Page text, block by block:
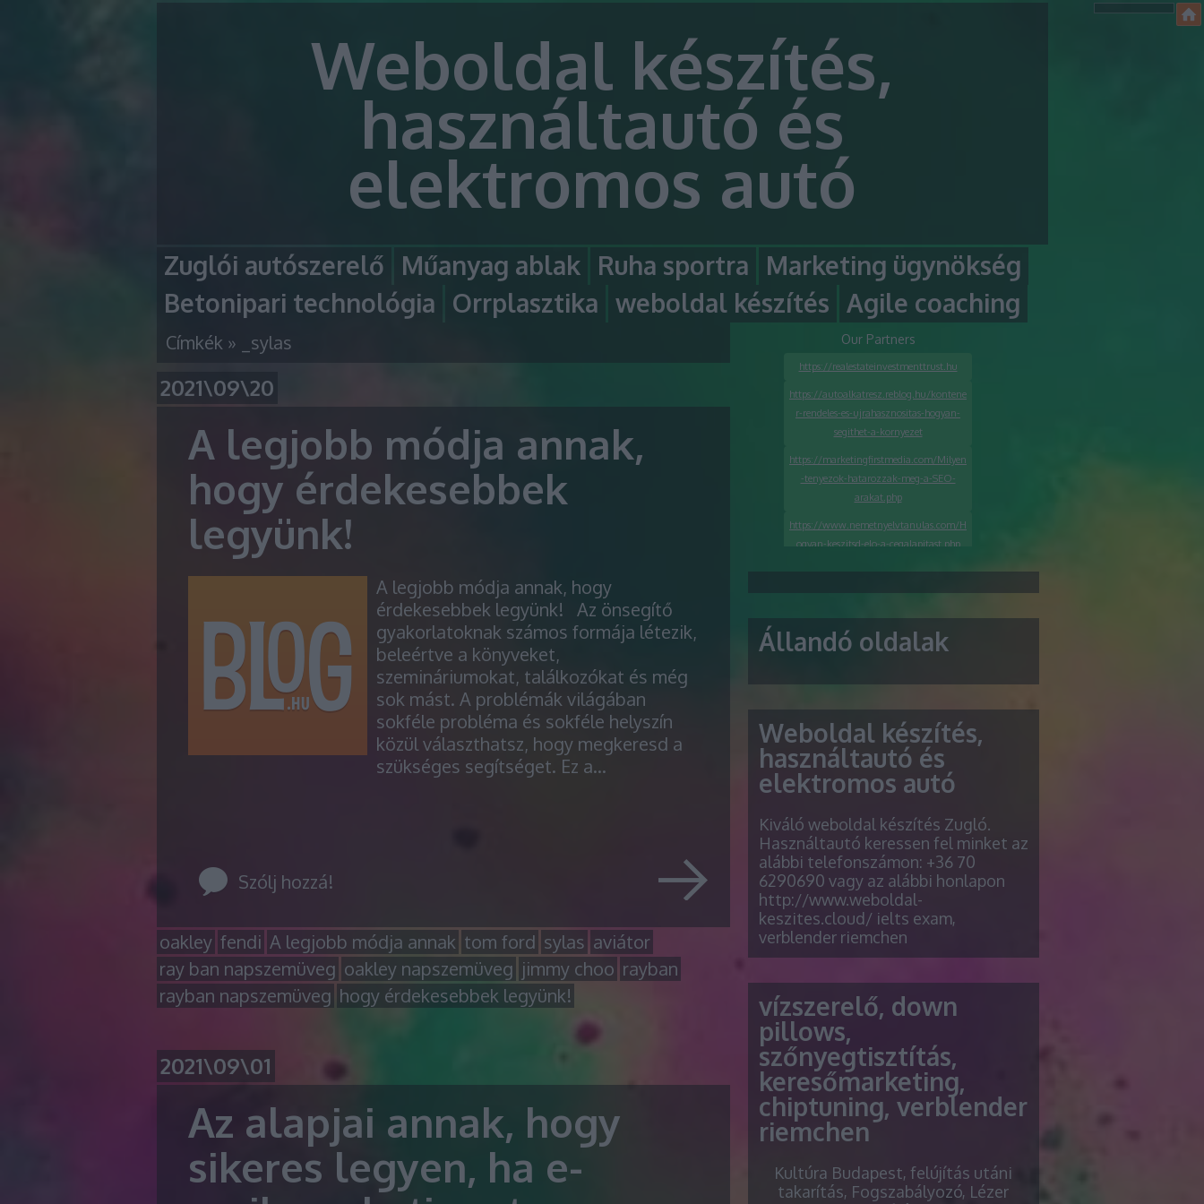
Weboldal készítés,
használtautó és
elektromos autó
Zuglói autószerelő Műanyag ablak Ruha sportra
Marketing ügynökség
Betonipari technológia Orrplasztika weboldal készítés Agile coaching
Címkék » _sylas
2021\09\20
A legjobb módja annak,
hogy érdekesebbek
legyünk!
A legjobb módja annak, hogy
érdekesebbek legyünk! Az önsegítő
gyakorlatoknak számos formája létezik,
beleértve a könyveket,
szemináriumokat, találkozókat és még
sok mást. A problémák világában
sokféle probléma és sokféle helyszín
közül választhatsz, hogy megkeresd a
szükséges segítséget. Ez a…
Szólj hozzá!
oakley fendi A legjobb módja annak tom ford sylas aviátor
ray ban napszemüveg oakley napszemüveg jimmy choo rayban
rayban napszemüveg hogy érdekesebbek legyünk!
2021\09\01
Az alapjai annak, hogy
sikeres legyen, ha e-
Our Partners
https://realestateinvestmenttrust.hu
https://autoalkatresz.reblog.hu/kontene
r-rendeles-es-ujrahasznositas-hogyan-
segithet-a-kornyezet
https://marketingfirstmedia.com/Milyen
-tenyezok-hatarozzak-meg-a-SEO-
arakat.php
https://www.nemetnyelvtanulas.com/H
ogyan-keszitsd-elo-a-cegalapitast.php
https://seoagenturwien.org/melyek-a-
legkeresettebb-taplalekkiegeszitok-az-
https://seoagenturzurich.org/hogyan-
Állandó oldalak
Weboldal készítés,
használtautó és
elektromos autó
Kiváló weboldal készítés Zugló.
Használtautó keressen fel minket az
alábbi telefonszámon: +36 70
6290690 vagy az alábbi honlapon
http://www.weboldal-
keszites.cloud/ ielts exam,
verblender riemchen
vízszerelő, down
pillows,
szőnyegtisztítás,
keresőmarketing,
chiptuning, verblender
riemchen
Kultúra Budapest, felújítás utáni
takarítás, Fogszabályozó, Lézer